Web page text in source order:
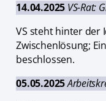
14.04.2025 VS-Rat:
VS steht hinter der
Zwischenlösung;
beschlossen.
05.05.2025